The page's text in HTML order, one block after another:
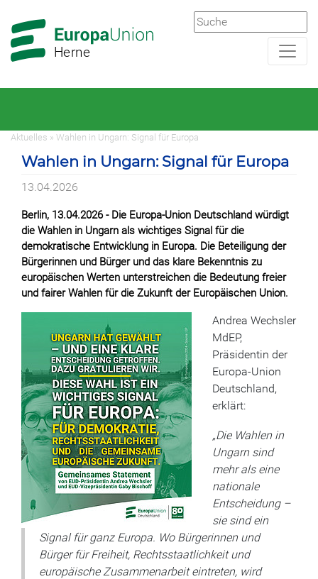
Hauptnavigation
Hauptbereich
Herne
Aktuelles » Wahlen in Ungarn: Signal für Europa
Wahlen in Ungarn: Signal für Europa
13.04.2026
Berlin, 13.04.2026 - Die Europa-Union Deutschland würdigt
die Wahlen in Ungarn als wichtiges Signal für die
demokratische Entwicklung in Europa. Die Beteiligung der
Bürgerinnen und Bürger und das klare Bekenntnis zu
europäischen Werten unterstreichen die Bedeutung freier
und fairer Wahlen für die Zukunft der Europäischen Union.
Andrea Wechsler
MdEP,
Präsidentin der
Europa-Union
Deutschland,
erklärt:
„Die Wahlen in
Ungarn sind
mehr als eine
nationale
Entscheidung –
sie sind ein
Signal für ganz Europa. Wo Bürgerinnen und
Bürger für Freiheit, Rechtsstaatlichkeit und
europäische Zusammenarbeit eintreten, wird